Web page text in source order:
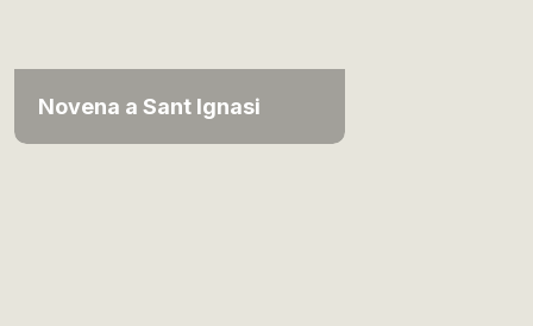
Novena a Sant Ignasi